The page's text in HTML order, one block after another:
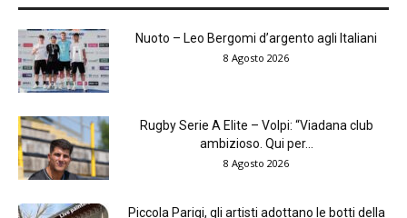
Nuoto – Leo Bergomi d’argento agli Italiani
8 Agosto 2026
Rugby Serie A Elite – Volpi: “Viadana club
ambizioso. Qui per...
8 Agosto 2026
Piccola Parigi, gli artisti adottano le botti della